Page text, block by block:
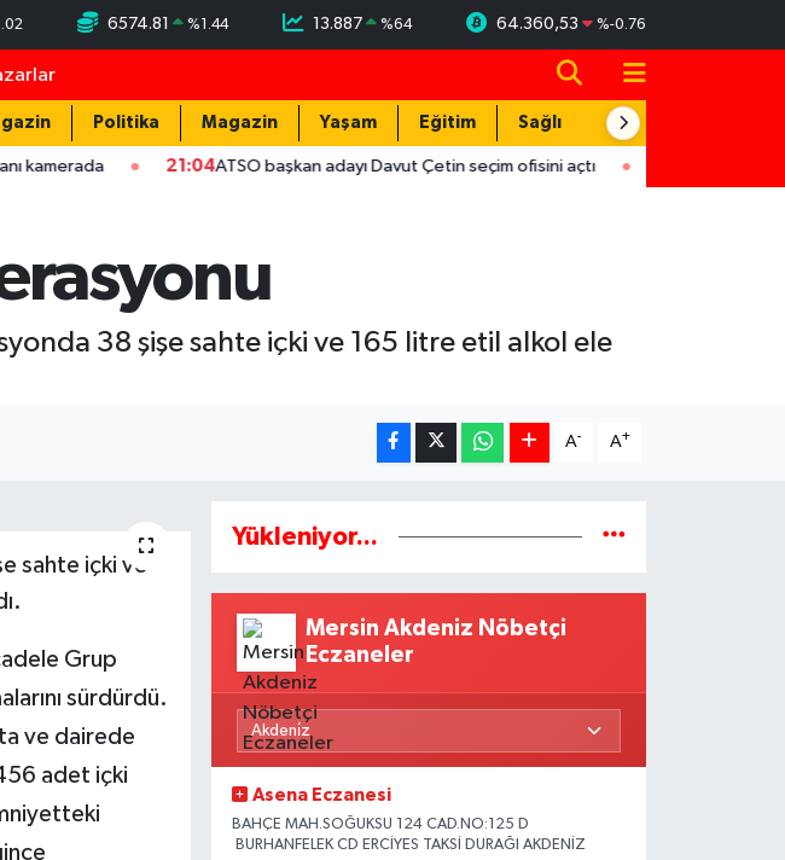
6574.81 %1.44 13.887 %64 64.360,53 %-0.76
Politika Magazin Yaşam Eğitim Sağlık Teknoloji
21:04 ATSO başkan adayı Davut Çetin seçim ofisini açtı 17:29
38 şişe sahte içki ve 165 litre etil alkol ele
A- A+
sahte içki ve
Grup
sürdürdü.
ve dairede
adet içki
Yükleniyor...
Mersin Akdeniz Nöbetçi
Eczaneler
Asena Eczanesi
BAHÇE MAH.SOĞUKSU 124 CAD.NO:125 D
BURHANFELEK CD ERCİYES TAKSİ DURAĞI AKDENİZ